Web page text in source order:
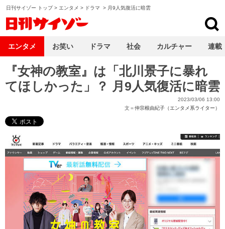
日刊サイゾー トップ> エンタメ > ドラマ > 月9人気復活に暗雲
『女神の教室』は「北川景子に暴れ
てほしかった」？ 月9人気復活に暗雲
2023/03/06 13:00
文＝仲宗根由紀子（エンタメ系ライター）
エンタメ お笑い ドラマ 社会 カルチャー 連載